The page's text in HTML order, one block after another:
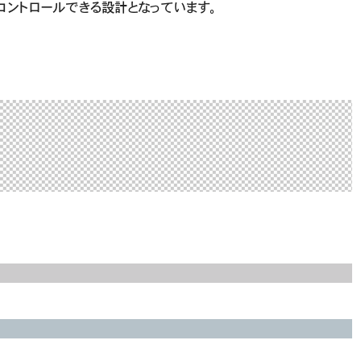
ントロールできる設計となっています。